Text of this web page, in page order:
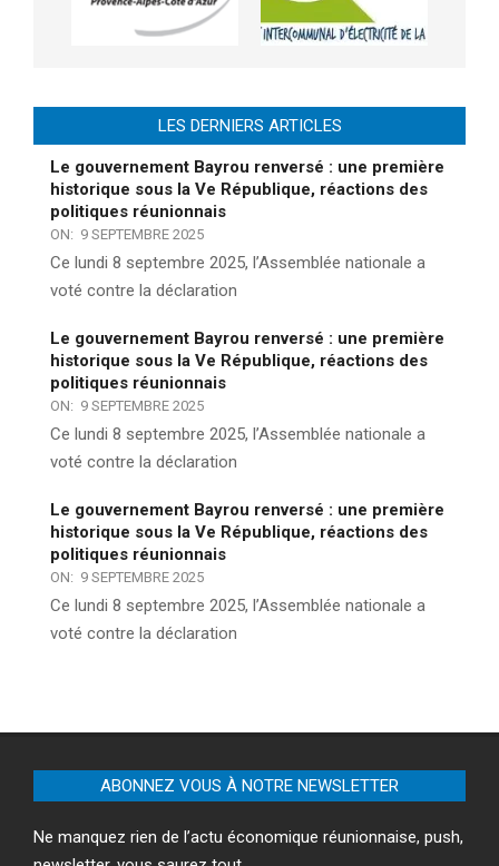
LES DERNIERS ARTICLES
Le gouvernement Bayrou renversé : une première
historique sous la Ve République, réactions des
politiques réunionnais
ON: 9 SEPTEMBRE 2025
Ce lundi 8 septembre 2025, l’Assemblée nationale a
voté contre la déclaration
Le gouvernement Bayrou renversé : une première
historique sous la Ve République, réactions des
politiques réunionnais
ON: 9 SEPTEMBRE 2025
Ce lundi 8 septembre 2025, l’Assemblée nationale a
voté contre la déclaration
Le gouvernement Bayrou renversé : une première
historique sous la Ve République, réactions des
politiques réunionnais
ON: 9 SEPTEMBRE 2025
Ce lundi 8 septembre 2025, l’Assemblée nationale a
voté contre la déclaration
ABONNEZ VOUS À NOTRE NEWSLETTER
Ne manquez rien de l’actu économique réunionnaise, push,